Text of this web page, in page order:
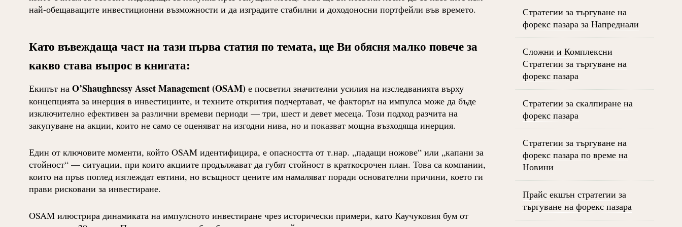
най-обещаващите инвестиционни възможности и да изградите стабилни и доходоносни портфейли във времето.
Като въвеждаща част на тази първа статия по темата, ще Ви обясня малко повече за
какво става въпрос в книгата:
Екипът на O’Shaughnessy Asset Management (OSAM)е посветил значителни усилия на изследванията върху
концепцията за инерция в инвестициите, и техните открития подчертават, че факторът на импулса може да бъде
изключително ефективен за различни времеви периоди — три, шест и девет месеца. Този подход разчита на
закупуване на акции, които не само се оценяват на изгодни нива, но и показват мощна възходяща инерция.
Един от ключовите моменти, който OSAM идентифицира, е опасността от т.нар. „падащи ножове“ или „капани за
стойност“ — ситуации, при които акциите продължават да губят стойност в краткосрочен план. Това са компании,
които на пръв поглед изглеждат евтини, но всъщност цените им намаляват поради основателни причини, което ги
прави рисковани за инвестиране.
OSAM илюстрира динамиката на импулсното инвестиране чрез исторически примери, като Каучуковия бум от
Стратегии за търгуване на
форекс пазара за Напреднали
Сложни и Комплексни
Стратегии за търгуване на
форекс пазара
Стратегии за скалпиране на
форекс пазара
Стратегии за търгуване на
форекс пазара по време на
Новини
Прайс екшън стратегии за
търгуване на форекс пазара